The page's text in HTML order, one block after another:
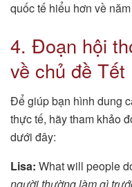
quốc tế hiểu hơn về
4. Đoạn hội
về chủ đề Tết
Để giúp bạn hình dung
thực tế, hãy tham khảo
dưới đây:
Lisa: What will people